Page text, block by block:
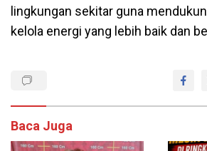
lingkungan sekitar guna
kelola energi yang lebih baik dan
Baca Juga